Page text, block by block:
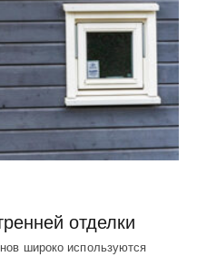
отделки
широко используются